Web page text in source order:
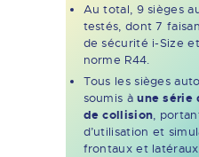
Au total, 9 sièges
testés, dont 7
de sécurité i-Size
norme R44.
Tous les sièges
soumis àune série
de collision,
d’utilisation et
frontaux et